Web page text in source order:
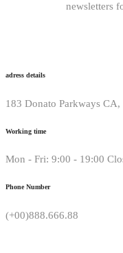
newsletters
adress details
183 Donato Parkways CA,
Working time
Mon - Fri: 9:00 - 19:00
Phone Number
(+00)888.666.88